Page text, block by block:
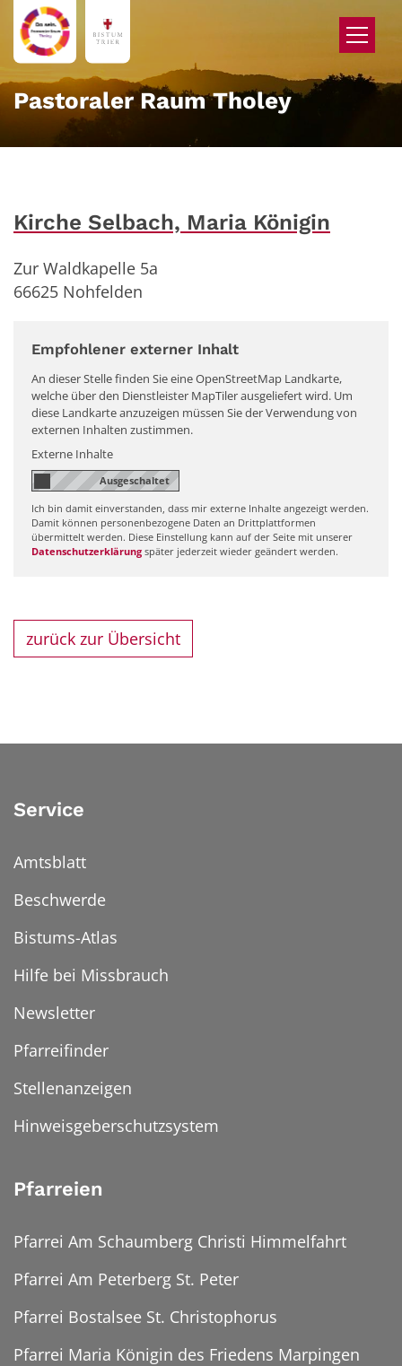
Zum Inhalt springen
Pastoraler Raum Tholey
Kirche Selbach, Maria Königin
Zur Waldkapelle 5a
66625 Nohfelden
Empfohlener externer Inhalt
An dieser Stelle finden Sie eine OpenStreetMap Landkarte,
welche über den Dienstleister MapTiler ausgeliefert wird. Um
diese Landkarte anzuzeigen müssen Sie der Verwendung von
externen Inhalten zustimmen.
Externe Inhalte
Ich bin damit einverstanden, dass mir externe Inhalte angezeigt werden.
Damit können personenbezogene Daten an Drittplattformen
übermittelt werden. Diese Einstellung kann auf der Seite mit unserer
Datenschutzerklärung später jederzeit wieder geändert werden.
zurück zur Übersicht
Service
Amtsblatt
Beschwerde
Bistums-Atlas
Hilfe bei Missbrauch
Newsletter
Pfarreifinder
Stellenanzeigen
Hinweisgeberschutzsystem
Pfarreien
Pfarrei Am Schaumberg Christi Himmelfahrt
Pfarrei Am Peterberg St. Peter
Pfarrei Bostalsee St. Christophorus
Pfarrei Maria Königin des Friedens Marpingen